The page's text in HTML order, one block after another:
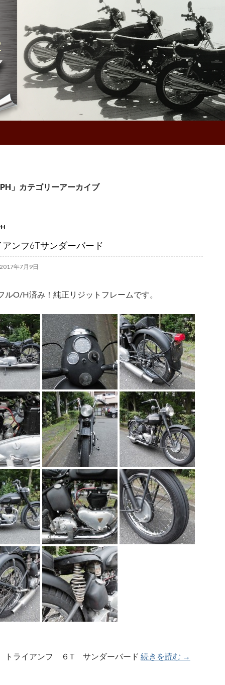
」カテゴリーアーカイブ
アンフ6Tサンダーバード
2017年7月9日
ルO/H済み！純正リジットフレームです。
イアンフ ６T サンダーバード 続きを読む トライアン
→